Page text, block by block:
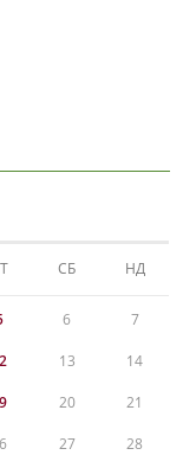
СБ НД
6 7
13 14
20 21
27 28